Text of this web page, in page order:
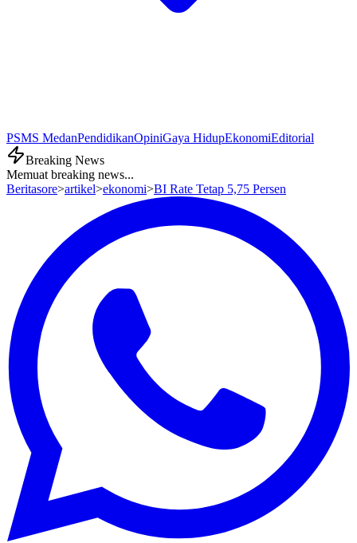
PSMS MedanPendidikanOpiniGaya HidupEkonomiEditorial
Breaking News
Memuat breaking news...
Beritasore>artikel>ekonomi>BI Rate Tetap 5,75 Persen